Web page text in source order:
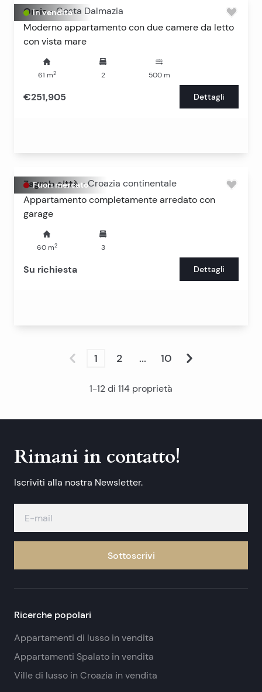
In vendita
Omis - Costa Dalmazia
Moderno appartamento con due camere da letto
con vista mare
61 m2 2 500m
€251,905 Dettagli
Fuori mercato
Zagreb città - Croazia continentale
Appartamento completamente arredato con
garage
60m2 3
Su richiesta Dettagli
1 2 ... 10
1-12 di 114 proprietà
Rimani in contatto!
Iscriviti alla nostra Newsletter.
Sottoscrivi
Ricerche popolari
Appartamenti di lusso in vendita
Appartamenti Spalato in vendita
Ville di lusso in Croazia in vendita